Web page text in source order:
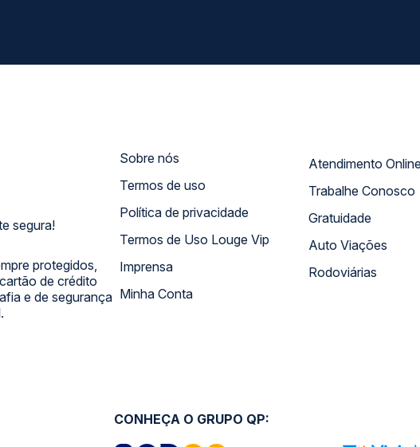
segura!
protegidos,
de crédito
e de segurança
Sobre nós
Termos de uso
Política de privacidade
Termos de Uso Louge Vip
Imprensa
Minha Conta
Atendimento Online
Trabalhe Conosco
Gratuidade
Auto Viações
Rodoviárias
CONHEÇA O GRUPO QP: